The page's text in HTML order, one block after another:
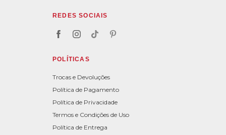
REDES SOCIAIS
POLÍTICAS
Trocas e Devoluções
Política de Pagamento
Política de Privacidade
Termos e Condições de Uso
Política de Entrega